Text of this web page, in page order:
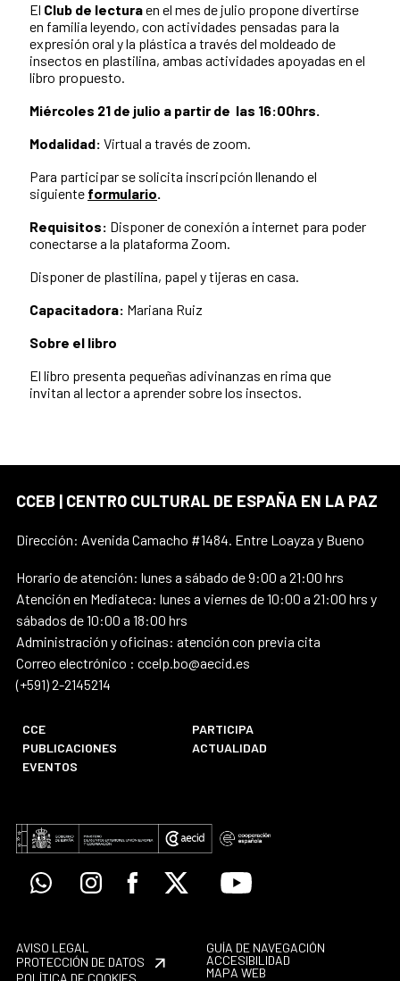
El Club de lecturaen el mes de julio proponedivertirse
en familia leyendo, con actividades pensadas para la
expresión oral y la plástica a través del moldeado de
insectos en plastilina, ambas actividades apoyadas en el
libro propuesto.
Miércoles 21 de julio a partir de las 16:00hrs.
Modalidad: Virtual a través de zoom.
Para participar se solicita inscripción llenando el
siguiente formulario.
Requisitos: Disponer de conexión a internet para poder
conectarse a la plataforma Zoom.
Disponer de plastilina, papel y tijeras en casa.
Capacitadora: Mariana Ruiz
Sobre el libro
El libro presenta pequeñas adivinanzas en rima que
invitan al lector a aprender sobre los insectos.
CCEB | CENTRO CULTURAL DE ESPAÑA EN LA PAZ
Dirección: Avenida Camacho #1484. Entre Loayza y Bueno
Horario de atención: lunes a sábado de 9:00 a 21:00 hrs
Atención en Mediateca: lunes a viernes de 10:00 a 21:00 hrs y
sábados de 10:00 a 18:00 hrs
Administración y oficinas: atención con previa cita
Correo electrónico : ccelp.bo@aecid.es
(+591) 2-2145214
CCE
PARTICIPA
PUBLICACIONES
ACTUALIDAD
EVENTOS
WhatsappInstagramFacebook
X Youtube
AVISO LEGAL
PROTECCIÓN DE DATOS
GUÍA DE NAVEGACIÓN
ACCESIBILIDAD
MAPA WEB